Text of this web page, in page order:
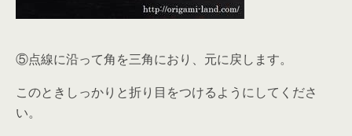
⑤点線に沿って角を三角におり、元に戻します。
このときしっかりと折り目をつけるようにしてくださ
い。